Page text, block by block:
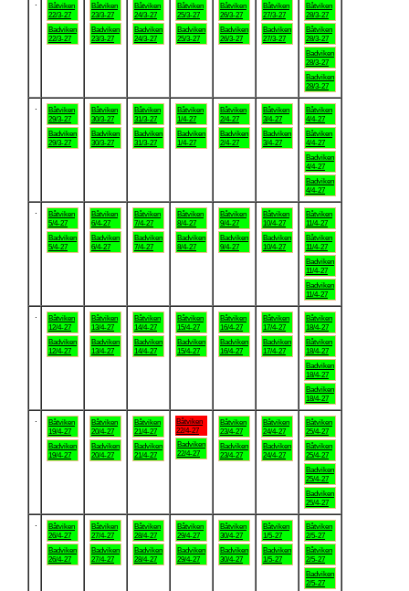
Båtviken
22/3-27
Badviken
22/3-27
Båtviken
23/3-27
Badviken
23/3-27
Båtviken
24/3-27
Badviken
24/3-27
Båtviken
25/3-27
Badviken
25/3-27
Båtviken
26/3-27
Badviken
26/3-27
Båtviken
27/3-27
Badviken
27/3-27
Båtviken
28/3-27
Båtviken
28/3-27
Badviken
28/3-27
Badviken
28/3-27
Båtviken
29/3-27
Badviken
29/3-27
Båtviken
30/3-27
Badviken
30/3-27
Båtviken
31/3-27
Badviken
31/3-27
Båtviken
1/4-27
Badviken
1/4-27
Båtviken
2/4-27
Badviken
2/4-27
Båtviken
3/4-27
Badviken
3/4-27
Båtviken
4/4-27
Båtviken
4/4-27
Badviken
4/4-27
Badviken
4/4-27
Båtviken
5/4-27
Badviken
5/4-27
Båtviken
6/4-27
Badviken
6/4-27
Båtviken
7/4-27
Badviken
7/4-27
Båtviken
8/4-27
Badviken
8/4-27
Båtviken
9/4-27
Badviken
9/4-27
Båtviken
10/4-27
Badviken
10/4-27
Båtviken
11/4-27
Båtviken
11/4-27
Badviken
11/4-27
Badviken
11/4-27
Båtviken
12/4-27
Badviken
12/4-27
Båtviken
13/4-27
Badviken
13/4-27
Båtviken
14/4-27
Badviken
14/4-27
Båtviken
15/4-27
Badviken
15/4-27
Båtviken
16/4-27
Badviken
16/4-27
Båtviken
17/4-27
Badviken
17/4-27
Båtviken
18/4-27
Båtviken
18/4-27
Badviken
18/4-27
Badviken
18/4-27
Båtviken
19/4-27
Badviken
19/4-27
Båtviken
20/4-27
Badviken
20/4-27
Båtviken
21/4-27
Badviken
21/4-27
Båtviken
22/4-27
Badviken
22/4-27
Båtviken
23/4-27
Badviken
23/4-27
Båtviken
24/4-27
Badviken
24/4-27
Båtviken
25/4-27
Båtviken
25/4-27
Badviken
25/4-27
Badviken
25/4-27
Båtviken
26/4-27
Badviken
26/4-27
Båtviken
27/4-27
Badviken
27/4-27
Båtviken
28/4-27
Badviken
28/4-27
Båtviken
29/4-27
Badviken
29/4-27
Båtviken
30/4-27
Badviken
30/4-27
Båtviken
1/5-27
Badviken
1/5-27
Båtviken
2/5-27
Båtviken
2/5-27
Badviken
2/5-27